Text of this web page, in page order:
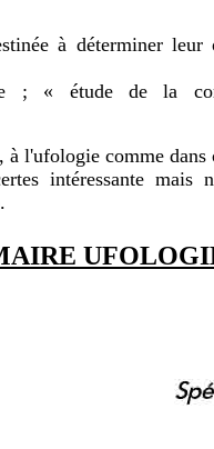
à déterminer
; « étude de la
l'ufologie comme dans
intéressante mais